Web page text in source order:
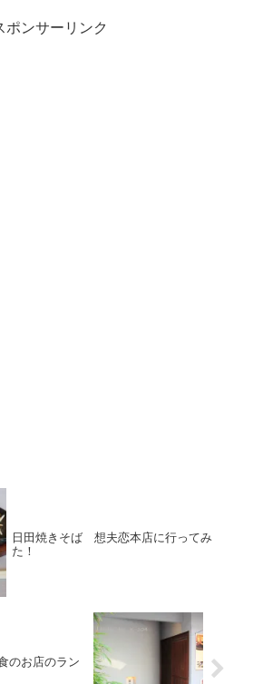
ポンサーリンク
日田焼きそば 想夫恋本店に行ってみ
た！
のお店のラン